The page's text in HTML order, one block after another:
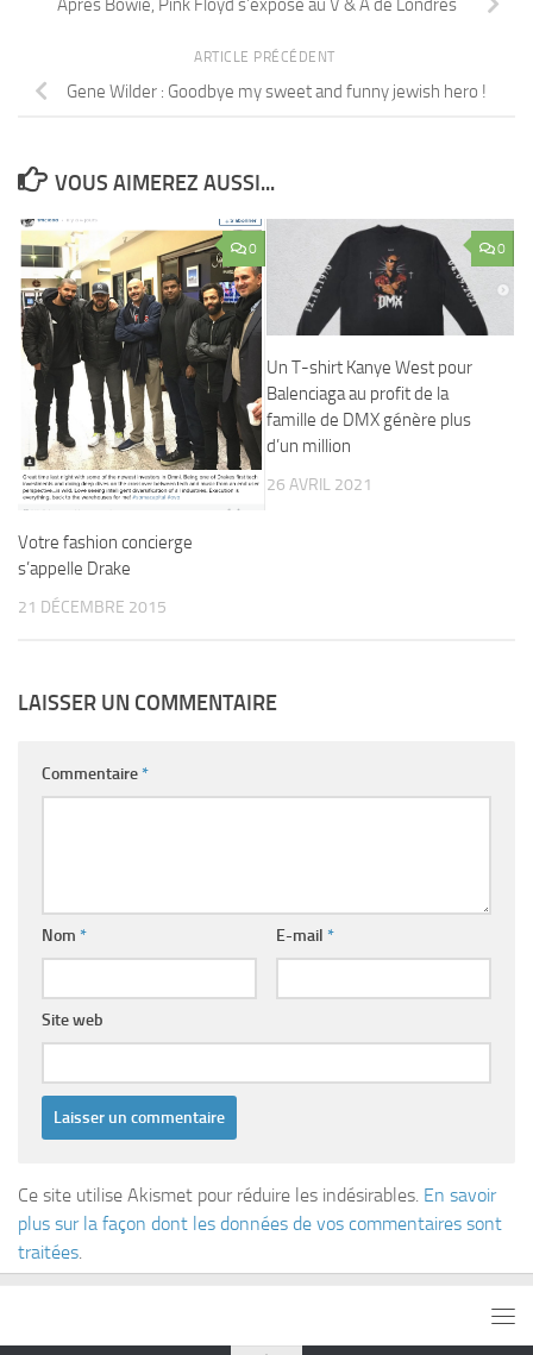
ARTICLE PRÉCÉDENT
Gene Wilder : Goodbye my sweet and funny jewish hero !
VOUS AIMEREZ AUSSI...
0
Votre fashion concierge
s’appelle Drake
21 DÉCEMBRE 2015
0
Un T-shirt Kanye West pour
Balenciaga au profit de la
famille de DMX génère plus
d’un million
26 AVRIL 2021
LAISSER UN COMMENTAIRE
Commentaire*
Nom * E-mail *
Site web
Ce site utilise Akismet pour réduire les indésirables. En savoir
plus sur la façon dont les données de vos commentaires sont
traitées.